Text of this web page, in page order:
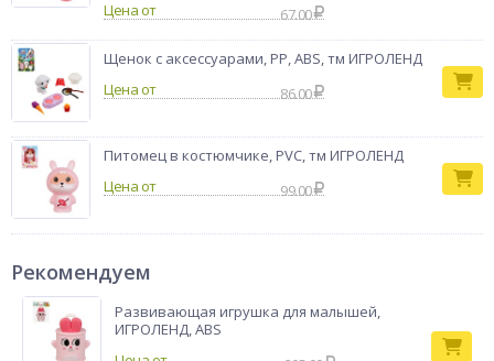
Цена от
67.00
Щенок с аксессуарами, PP, ABS, тм ИГРОЛЕНД
Цена от
86.00
Питомец в костюмчике, PVC, тм ИГРОЛЕНД
Цена от
99.00
Рекомендуем
Развивающая игрушка для малышей,
ИГРОЛЕНД, ABS